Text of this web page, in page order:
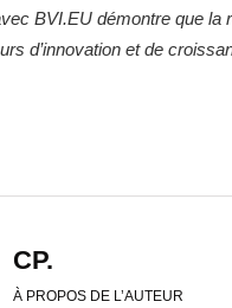
BVI.EU démontre que
d’innovation et de
CP.
À PROPOS DE L’AUTEUR